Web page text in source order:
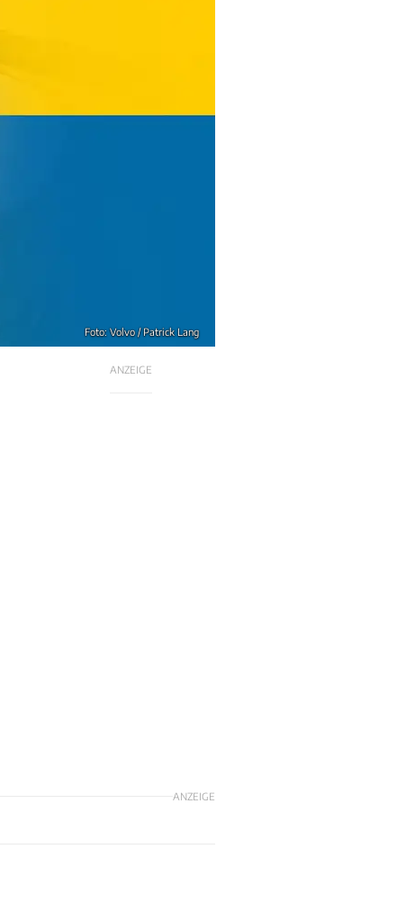
Foto: Volvo / Patrick Lang
ANZEIGE
ANZEIGE